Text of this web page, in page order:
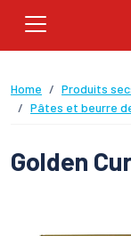
Home Produits
Pâtes et beurre
Golden